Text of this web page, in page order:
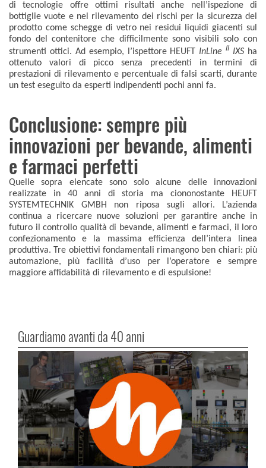
di tecnologie offre ottimi risultati anche nell’ispezione di
bottiglie vuote e nel rilevamento dei rischi per la sicurezza del
prodotto come schegge di vetro nei residui liquidi giacenti sul
fondo del contenitore che difficilmente sono visibili solo con
strumenti ottici. Ad esempio, l’ispettore HEUFT InLineII IXS ha
ottenuto valori di picco senza precedenti in termini di
prestazioni di rilevamento e percentuale di falsi scarti, durante
un test eseguito da esperti indipendenti pochi anni fa.
Conclusione: sempre più
innovazioni per bevande, alimenti
e farmaci perfetti
Quelle sopra elencate sono solo alcune delle innovazioni
realizzate in 40 anni di storia ma ciononostante HEUFT
SYSTEMTECHNIK GMBH non riposa sugli allori. L’azienda
continua a ricercare nuove soluzioni per garantire anche in
futuro il controllo qualità di bevande, alimenti e farmaci, il loro
confezionamento e la massima efficienza dell’intera linea
produttiva. Tre obiettivi fondamentali rimangono ben chiari: più
automazione, più facilità d’uso per l’operatore e sempre
maggiore affidabilità di rilevamento e di espulsione!
Guardiamo avanti da 40 anni